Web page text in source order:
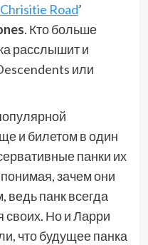
Chrisitie Road’
. Кто больше
расслышит и
или
и билетом в один
панки их
зачем они
ведь панк всегда
своих. Но и Ларри
что будущее панка